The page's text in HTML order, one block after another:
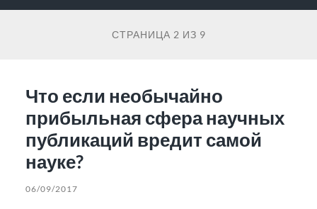
СТРАНИЦА 2 ИЗ 9
Что если необычайно
прибыльная сфера научных
публикаций вредит самой
науке?
06/09/2017